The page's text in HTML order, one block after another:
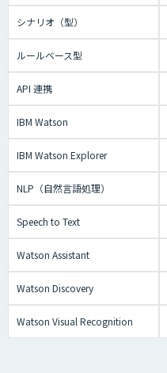
シナリオ（型）
ルールベース型
API 連携
IBM Watson
IBM Watson Explorer
NLP（自然言語処理）
Speech to Text
Watson Assistant
Watson Discovery
Watson Visual Recognition